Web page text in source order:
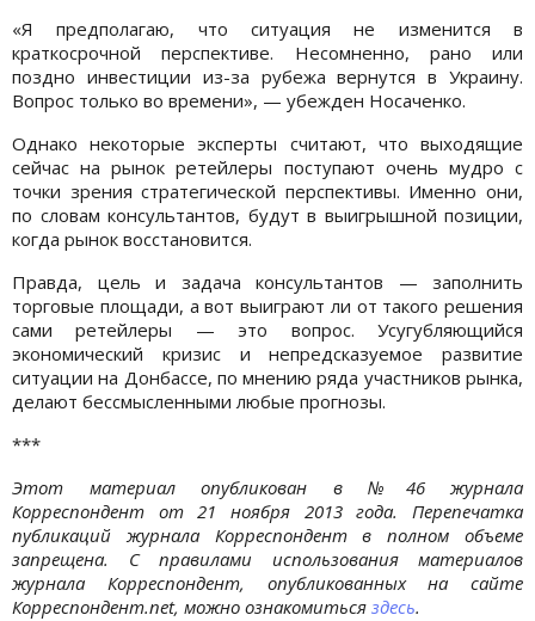
«Я предполагаю, что ситуация не изменится в
краткосрочной перспективе. Несомненно, рано или
поздно инвестиции из-за рубежа вернутся в Украину.
Вопрос только во времени», — убежден Носаченко.
Однако некоторые эксперты считают, что выходящие
сейчас на рынок ретейлеры поступают очень мудро с
точки зрения стратегической перспективы. Именно они,
по словам консультантов, будут в выигрышной позиции,
когда рынок восстановится.
Правда, цель и задача консультантов — заполнить
торговые площади, а вот выиграют ли от такого решения
сами ретейлеры — это вопрос. Усугубляющийся
экономический кризис и непредсказуемое развитие
ситуации на Донбассе, по мнению ряда участников рынка,
делают бессмысленными любые прогнозы.
***
Этот материал опубликован в №46 журнала
Корреспондент от 21 ноября 2013 года. Перепечатка
публикаций журнала Корреспондент в полном объеме
запрещена. С правилами использования материалов
журнала Корреспондент, опубликованных на сайте
Корреспондент.net, можно ознакомиться здесь.